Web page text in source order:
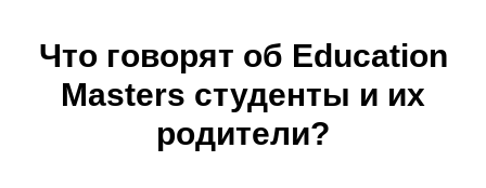
Что говорят об Education
Masters студенты и их
родители?